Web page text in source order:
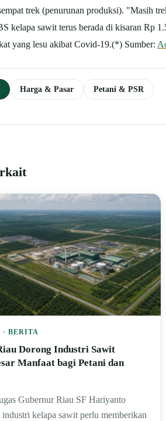
trek (penurunan produksi). "Masih
kelapa sawit terus berada di kisaran Rp
yang lesu akibat Covid-19.(*) Sumber:
Harga & Pasar Petani & PSR
BERITA
Dorong Industri Sawit
Manfaat bagi Petani dan
Gubernur Riau SF Hariyanto
industri kelapa sawit perlu memberikan